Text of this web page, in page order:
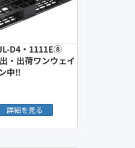
D4・1111E⑧
・出荷ワンウェイ
中‼︎
詳細を見る